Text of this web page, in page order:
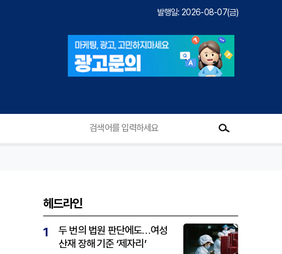
발행일: 2026-08-07(금)
헤드라인
1
두 번의 법원 판단에도…여성
산재 장해 기준 ‘제자리’